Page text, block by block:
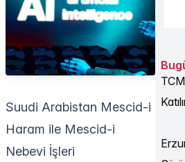
Suudi Arabistan Mescid-i
Haram ile Mescid-i
Nebevi İşleri